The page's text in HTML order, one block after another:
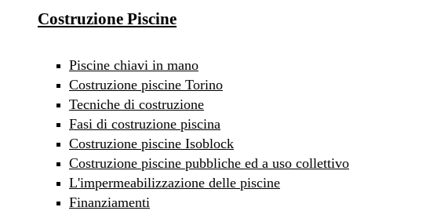
Costruzione Piscine
Piscine chiavi in mano
Costruzione piscine Torino
Tecniche di costruzione
Fasi di costruzione piscina
Costruzione piscine Isoblock
Costruzione piscine pubbliche ed a uso collettivo
L'impermeabilizzazione delle piscine
Finanziamenti